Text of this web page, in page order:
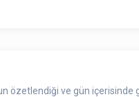
özetlendiği ve gün